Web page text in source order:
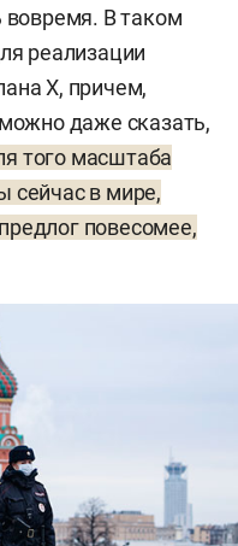
вовремя. В таком
реализации
Х, причем,
даже сказать,
того масштаба
сейчас в мире,
повесомее,